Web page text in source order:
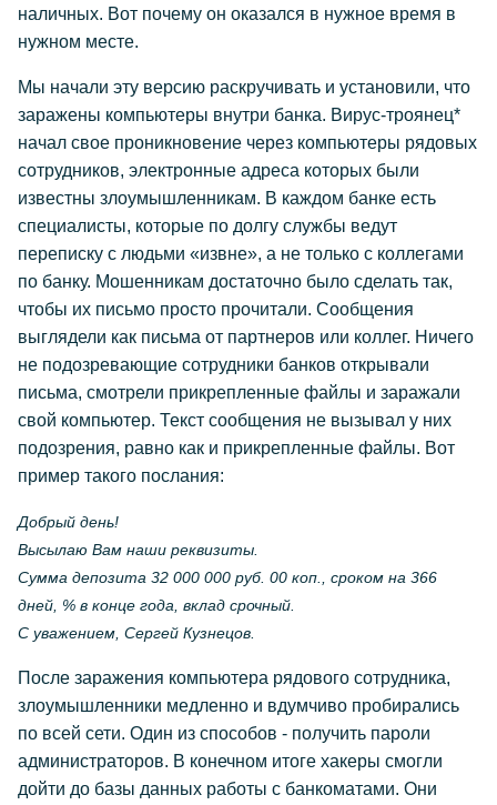
наличных. Вот почему он оказался в нужное время в
нужном месте.
Мы начали эту версию раскручивать и установили, что
заражены компьютеры внутри банка. Вирус-троянец*
начал свое проникновение через компьютеры рядовых
сотрудников, электронные адреса которых были
известны злоумышленникам. В каждом банке есть
специалисты, которые по долгу службы ведут
переписку с людьми «извне», а не только с коллегами
по банку. Мошенникам достаточно было сделать так,
чтобы их письмо просто прочитали. Сообщения
выглядели как письма от партнеров или коллег. Ничего
не подозревающие сотрудники банков открывали
письма, смотрели прикрепленные файлы и заражали
свой компьютер. Текст сообщения не вызывал у них
подозрения, равно как и прикрепленные файлы. Вот
пример такого послания:
Добрый день!
Высылаю Вам наши реквизиты.
Сумма депозита 32 000 000 руб. 00 коп., сроком на 366
дней, % в конце года, вклад срочный.
С уважением, Сергей Кузнецов.
После заражения компьютера рядового сотрудника,
злоумышленники медленно и вдумчиво пробирались
по всей сети. Один из способов - получить пароли
администраторов. В конечном итоге хакеры смогли
дойти до базы данных работы с банкоматами. Они